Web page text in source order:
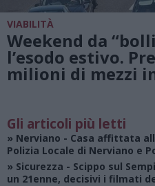
VIABILITÀ
Weekend da
l’esodo estivo.
milioni di mezzi
Gli articoli più letti
» Nerviano - Casa affittata
Polizia Locale di Nerviano e
» Sicurezza - Scippo sul
un 21enne, decisivi i filmati